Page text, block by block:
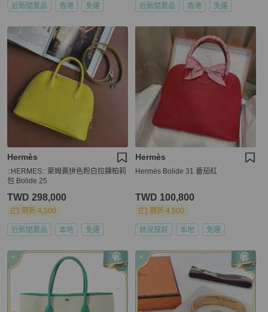
近新閒置品 香港 免運 近新閒置品 香港 免運
Hermès
::HERMES:: 萊姆黃拼色粉白拉鍊柏莉
包 Bolide 25
TWD 298,000
現折 4,500
近新閒置品 本地 免運
Hermès
Hermès Bolide 31 番茄紅
TWD 100,800
現折 4,500
狀況良好 本地 免運